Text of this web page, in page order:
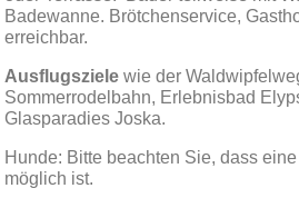
Badewanne. Brötchenservice,
erreichbar.
Ausflugsziele wie der
Sommerrodelbahn, Erlebnisbad
Glasparadies Joska.
Hunde: Bitte beachten Sie, dass
möglich ist.